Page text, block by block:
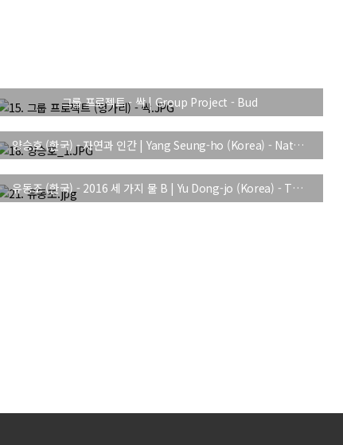
그룹 프로젝트 - 싹 | Group Project - Bud
양승호 (한국) - 자연과 인간 | Yang Seung-ho (Korea) - Nature and Humans
유동조 (한국) - 2016 세 가지 물 B | Yu Dong-jo (Korea) - Three types of water B 2016